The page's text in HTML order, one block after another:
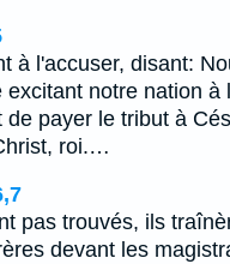
à l'accuser, disant:
excitant notre nation à
de payer le tribut à
roi.…
pas trouvés, ils
devant les